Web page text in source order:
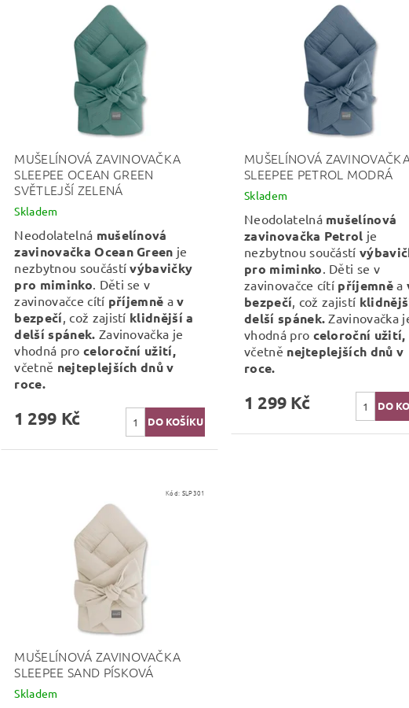
MUŠELÍNOVÁ ZAVINOVAČKA
SLEEPEE OCEAN GREEN
SVĚTLEJŠÍ ZELENÁ
Skladem
Neodolatelná mušelínová
zavinovačka Ocean Green je
nezbytnou součástí výbavičky
pro miminko . Děti se v
zavinovačce cítí příjemně av
bezpečí , což zajistí klidnější a
delší spánek. Zavinovačka je
vhodná pro celoroční užití,
včetně nejteplejších dnů v
roce.
1 299 Kč
MUŠELÍNOVÁ
SLEEPEE PETROL MODRÁ
Skladem
Neodolatelná mušelínová
zavinovačka Petrol je
nezbytnou součástí
pro miminko . Děti se v
zavinovačce cítí příjemněa
bezpečí , což zajistí
delší spánek.Zavinovačka
vhodná pro celoroční užití,
včetně nejteplejších dnů v
roce.
1 299 Kč
Kód: SLP301
MUŠELÍNOVÁ ZAVINOVAČKA
SLEEPEE SAND PÍSKOVÁ
Skladem